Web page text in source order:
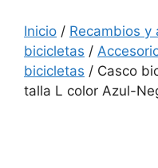
Inicio / Recambios y
bicicletas /
bicicletas / Casco
talla L color Azul-